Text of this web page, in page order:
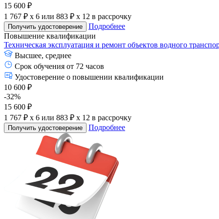
15 600 ₽
1 767 ₽ x 6 или 883 ₽ x 12 в рассрочку
Получить удостоверение
Подробнее
Повышение квалификации
Техническая эксплуатация и ремонт объектов водного
Высшее, среднее
Срок обучения от 72 часов
Удостоверение о повышении квалификации
10 600 ₽
-32%
15 600 ₽
1 767 ₽ x 6 или 883 ₽ x 12 в рассрочку
Получить удостоверение Подробнее